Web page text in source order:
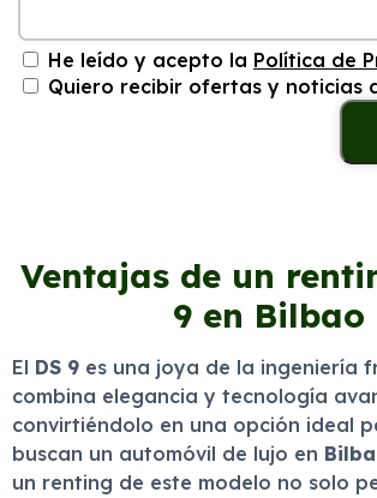
He leído y acepto la Política de
Quiero recibir ofertas y noticias
Ventajas de un
9 en Bilbao
El DS 9 es una joya de la ingeniería
combina elegancia y tecnología
convirtiéndolo en una opción ideal
buscan un automóvil de lujo en
un renting de este modelo no solo